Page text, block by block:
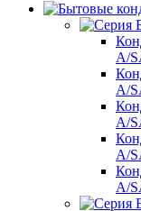
A/
A/
A/
A/
A/